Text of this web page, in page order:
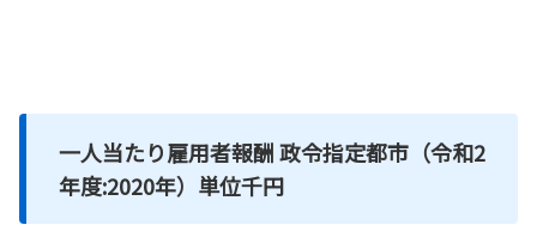
一人当たり雇用者報酬 政令指定都市（令和2
年度:2020年）単位千円